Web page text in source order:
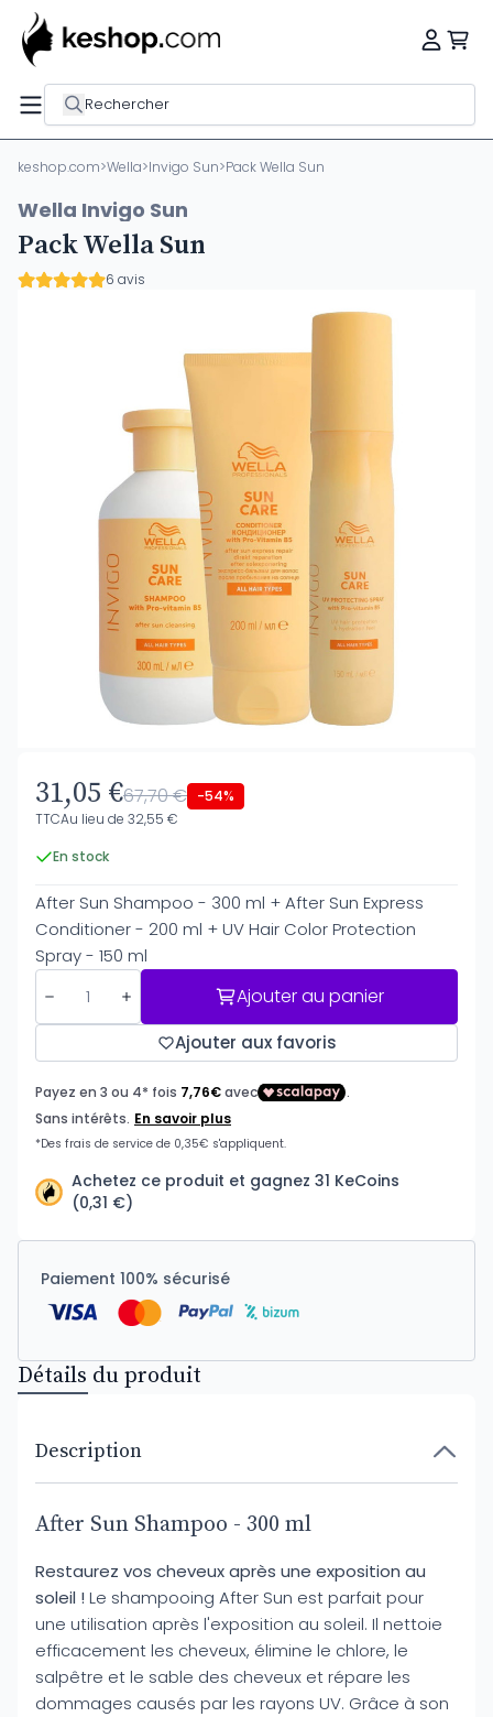
Rechercher
keshop.com>Wella>Invigo Sun>Pack Wella Sun
Wella Invigo Sun
Pack Wella Sun
6 avis
31,05 €67,70 € -54%
TTCAu lieu de 32,55 €
En stock
After Sun Shampoo - 300 ml + After Sun Express
Conditioner - 200 ml + UV Hair Color Protection
Spray - 150 ml
Ajouter au panier
Ajouter aux favoris
Achetez ce produit et gagnez 31 KeCoins
(0,31 €)
Paiement 100% sécurisé
Détails du produit
Description
After Sun Shampoo - 300 ml
Restaurez vos cheveux après une exposition au
soleil ! Le shampooing After Sun est parfait pour
une utilisation après l'exposition au soleil. Il nettoie
efficacement les cheveux, élimine le chlore, le
salpêtre et le sable des cheveux et répare les
dommages causés par les rayons UV. Grâce à son